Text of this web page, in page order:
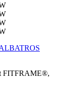
FITFRAME®,